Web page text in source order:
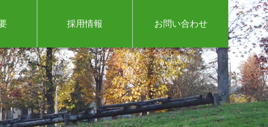
採用情報 お問い合わせ